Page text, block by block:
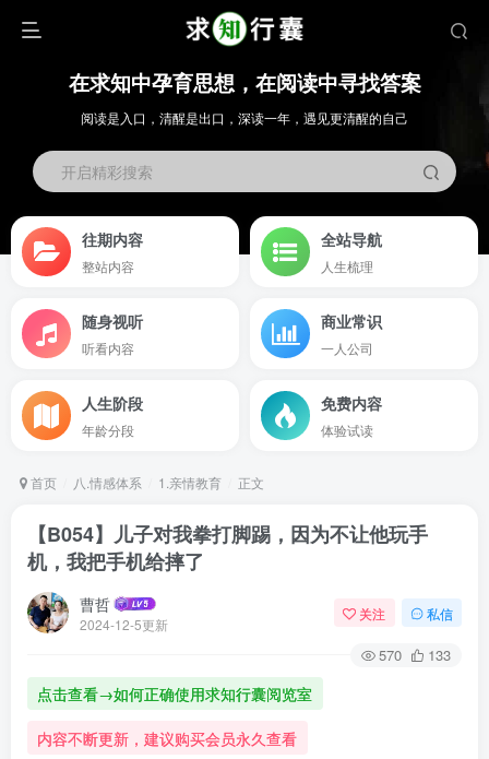
在求知中孕育思想，在阅读中寻找答案
阅读是入口，清醒是出口，深读一年，遇见更清醒的自己
开启精彩搜索
往期内容
整站内容
全站导航
人生梳理
随身视听
听看内容
商业常识
一人公司
人生阶段
年龄分段
免费内容
体验试读
首页 八.情感体系 1.亲情教育 正文
【B054】儿子对我拳打脚踢，因为不让他玩手
机，我把手机给摔了
曹哲
2024-12-5更新
关注 私信
570 133
点击查看→如何正确使用求知行囊阅览室
内容不断更新，建议购买会员永久查看